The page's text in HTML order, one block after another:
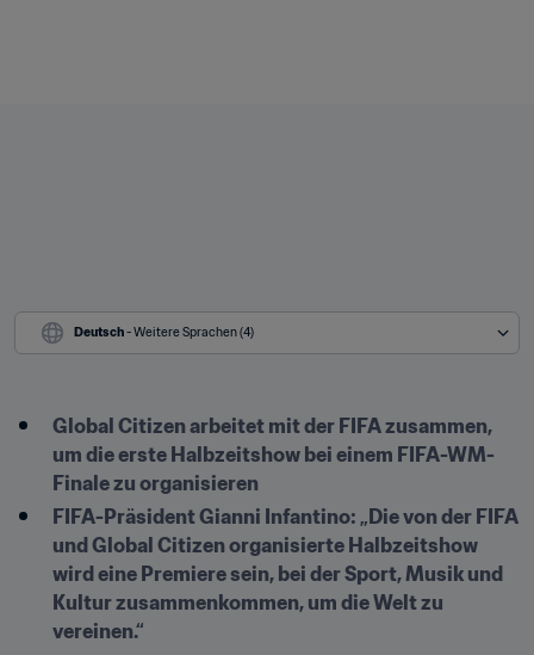
Deutsch - Weitere Sprachen (4)
Global Citizen arbeitet mit der FIFA zusammen,
um die erste Halbzeitshow bei einem FIFA-WM-
Finale zu organisieren
FIFA-Präsident Gianni Infantino: „Die von der FIFA
und Global Citizen organisierte Halbzeitshow
wird eine Premiere sein, bei der Sport, Musik und
Kultur zusammenkommen, um die Welt zu
vereinen.“